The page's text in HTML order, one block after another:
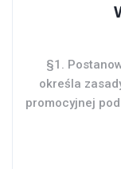
§1.
określa
promocyjnej pod